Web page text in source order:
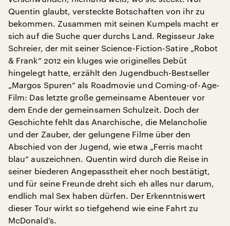
Quentin glaubt, versteckte Botschaften von ihr zu
bekommen. Zusammen mit seinen Kumpels macht er
sich auf die Suche quer durchs Land. Regisseur Jake
Schreier, der mit seiner Science-Fiction-Satire „Robot
& Frank“ 2012 ein kluges wie originelles Debüt
hingelegt hatte, erzählt den Jugendbuch-Bestseller
„Margos Spuren“ als Roadmovie und Coming-of-Age-
Film: Das letzte große gemeinsame Abenteuer vor
dem Ende der gemeinsamen Schulzeit. Doch der
Geschichte fehlt das Anarchische, die Melancholie
und der Zauber, der gelungene Filme über den
Abschied von der Jugend, wie etwa „Ferris macht
blau“ auszeichnen. Quentin wird durch die Reise in
seiner biederen Angepasstheit eher noch bestätigt,
und für seine Freunde dreht sich eh alles nur darum,
endlich mal Sex haben dürfen. Der Erkenntniswert
dieser Tour wirkt so tiefgehend wie eine Fahrt zu
McDonald’s.